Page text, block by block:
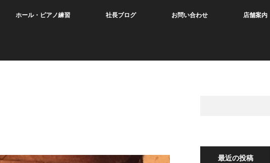
ホール・ピアノ練習 社長ブログ お問い合わせ 店舗案内
最近の投稿